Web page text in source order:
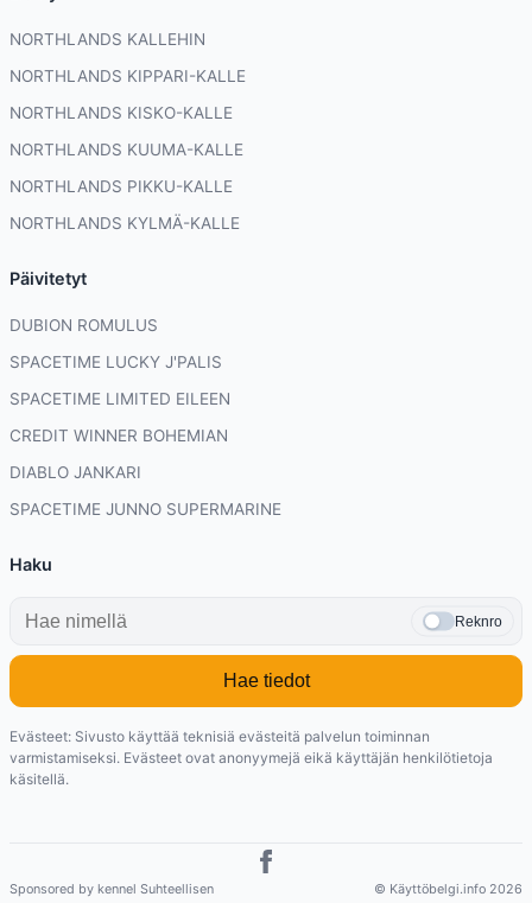
NORTHLANDS KALLEHIN
NORTHLANDS KIPPARI-KALLE
NORTHLANDS KISKO-KALLE
NORTHLANDS KUUMA-KALLE
NORTHLANDS PIKKU-KALLE
NORTHLANDS KYLMÄ-KALLE
Päivitetyt
DUBION ROMULUS
SPACETIME LUCKY J'PALIS
SPACETIME LIMITED EILEEN
CREDIT WINNER BOHEMIAN
DIABLO JANKARI
SPACETIME JUNNO SUPERMARINE
Haku
Reknro
Hae tiedot
Evästeet: Sivusto käyttää teknisiä evästeitä palvelun toiminnan
varmistamiseksi. Evästeet ovat anonyymejä eikä käyttäjän henkilötietoja
käsitellä.
Sponsored by kennel Suhteellisen © Käyttöbelgi.info 2026